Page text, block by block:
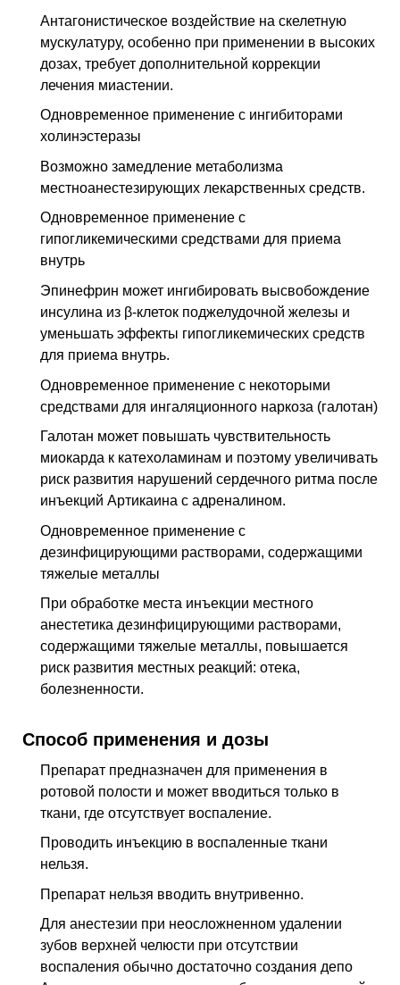
Антагонистическое воздействие на скелетную
мускулатуру, особенно при применении в высоких
дозах, требует дополнительной коррекции
лечения миастении.
Одновременное применение с ингибиторами
холинэстеразы
Возможно замедление метаболизма
местноанестезирующих лекарственных средств.
Одновременное применение с
гипогликемическими средствами для приема
внутрь
Эпинефрин может ингибировать высвобождение
инсулина из β-клеток поджелудочной железы и
уменьшать эффекты гипогликемических средств
для приема внутрь.
Одновременное применение с некоторыми
средствами для ингаляционного наркоза (галотан)
Галотан может повышать чувствительность
миокарда к катехоламинам и поэтому увеличивать
риск развития нарушений сердечного ритма после
инъекций Артикаина с адреналином.
Одновременное применение с
дезинфицирующими растворами, содержащими
тяжелые металлы
При обработке места инъекции местного
анестетика дезинфицирующими растворами,
содержащими тяжелые металлы, повышается
риск развития местных реакций: отека,
болезненности.
Способ применения и дозы
Препарат предназначен для применения в
ротовой полости и может вводиться только в
ткани, где отсутствует воспаление.
Проводить инъекцию в воспаленные ткани
нельзя.
Препарат нельзя вводить внутривенно.
Для анестезии при неосложненном удалении
зубов верхней челюсти при отсутствии
воспаления обычно достаточно создания депо